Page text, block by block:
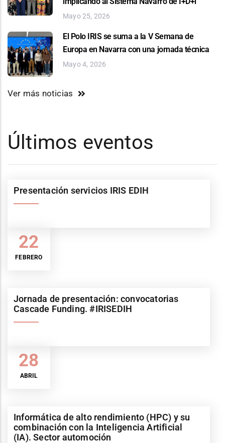
Mayo 25, 2026
El Polo IRIS se suma a la V Semana de
Europa en Navarra con una jornada técnica
Mayo 4, 2026
Ver más noticias
Últimos eventos
22
FEBRERO
Presentación servicios IRIS EDIH
28
ABRIL
Jornada de presentación: convocatorias
Cascade Funding. #IRISEDIH
Informática de alto rendimiento (HPC) y su
combinación con la Inteligencia Artificial
(IA). Sector automoción